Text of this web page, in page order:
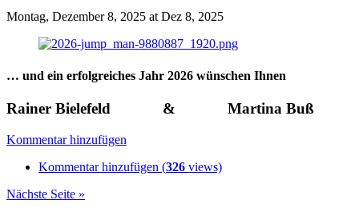
Montag, Dezember 8, 2025 at Dez 8, 2025
… und ein erfolgreiches Jahr 2026 wünschen Ihnen
Rainer Bielefeld & Martina Buß
Kommentar hinzufügen
Kommentar hinzufügen (326 views)
Nächste Seite »